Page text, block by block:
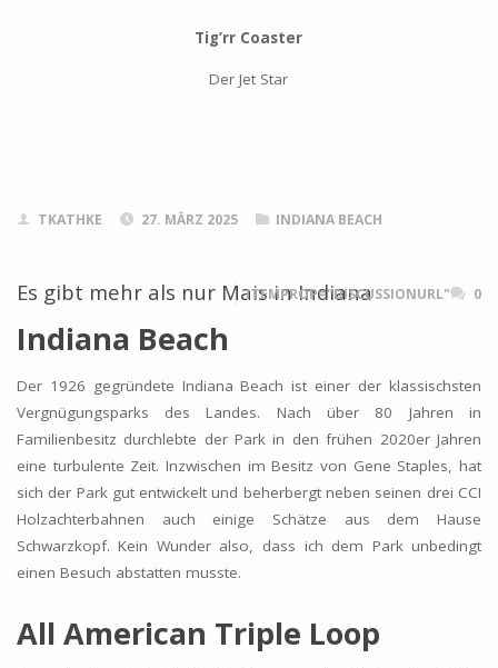
Tig’rr Coaster
Der Jet Star
TKATHKE 27. MÄRZ 2025 INDIANA BEACH
Es gibt mehr als nur Mais in Indiana
ITEMPROP="DISCUSSIONURL" 0
Indiana Beach
Der 1926 gegründete Indiana Beach ist einer der klassischsten
Vergnügungsparks des Landes. Nach über 80 Jahren in
Familienbesitz durchlebte der Park in den frühen 2020er Jahren
eine turbulente Zeit. Inzwischen im Besitz von Gene Staples, hat
sich der Park gut entwickelt und beherbergt neben seinen drei CCI
Holzachterbahnen auch einige Schätze aus dem Hause
Schwarzkopf. Kein Wunder also, dass ich dem Park unbedingt
einen Besuch abstatten musste.
All American Triple Loop